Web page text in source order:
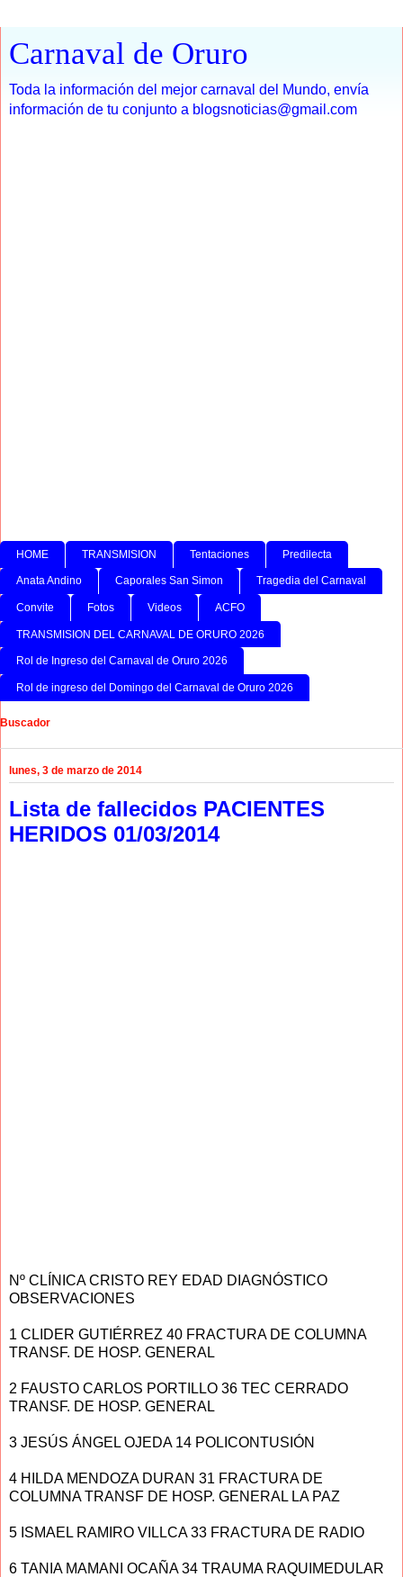
Carnaval de Oruro
Toda la información del mejor carnaval del Mundo, envía
información de tu conjunto a blogsnoticias@gmail.com
HOME TRANSMISION Tentaciones Predilecta
Anata Andino Caporales San Simon Tragedia del Carnaval
Convite Fotos Videos ACFO
TRANSMISION DEL CARNAVAL DE ORURO 2026
Rol de Ingreso del Carnaval de Oruro 2026
Rol de ingreso del Domingo del Carnaval de Oruro 2026
Buscador
lunes, 3 de marzo de 2014
Lista de fallecidos PACIENTES
HERIDOS 01/03/2014
Nº CLÍNICA CRISTO REY EDAD DIAGNÓSTICO
OBSERVACIONES
1 CLIDER GUTIÉRREZ 40 FRACTURA DE COLUMNA
TRANSF. DE HOSP. GENERAL
2 FAUSTO CARLOS PORTILLO 36 TEC CERRADO
TRANSF. DE HOSP. GENERAL
3 JESÚS ÁNGEL OJEDA 14 POLICONTUSIÓN
4 HILDA MENDOZA DURAN 31 FRACTURA DE
COLUMNA TRANSF DE HOSP. GENERAL LA PAZ
5 ISMAEL RAMIRO VILLCA 33 FRACTURA DE RADIO
6 TANIA MAMANI OCAÑA 34 TRAUMA RAQUIMEDULAR